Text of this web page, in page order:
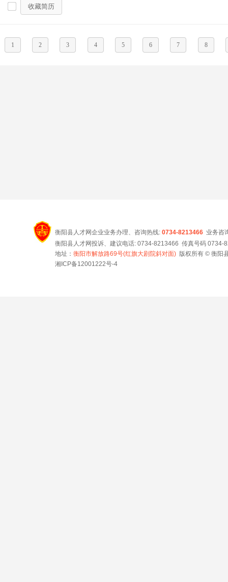
收藏简历
1 2 3 4 5 6 7 8
衡阳县人才网企业业务办理、咨询热线: 0734-8213466 业务咨
衡阳县人才网投诉、建议电话: 0734-8213466 传真号码
地址： 衡阳市解放路69号(红旗大剧院斜对面) 版权所有 © 衡阳
湘ICP备12001222号-4